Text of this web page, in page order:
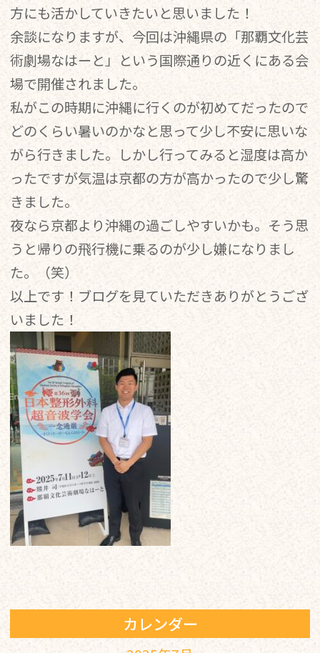
方にも活かしていきたいと思いました！
余談になりますが、今回は沖縄県の「那覇文化芸
術劇場なはーと」という国際通りの近くにある会
場で開催されました。
私がこの時期に沖縄に行くのが初めてだったので
どのくらい暑いのかなと思って少し不安に思いな
がら行きました。しかし行ってみると湿度は高か
ったですが気温は京都の方が高かったので少し驚
きました。
夜なら京都より沖縄の過ごしやすいかも。そう思
うと帰りの飛行機に乗るのが少し嫌になりまし
た。（笑）
以上です！ブログを見ていただきありがとうござ
いました！
カレンダー